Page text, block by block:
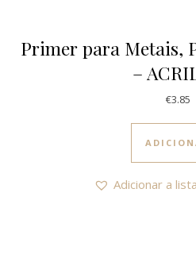
Primer para Metais,
–
€3.85
Adicionar a